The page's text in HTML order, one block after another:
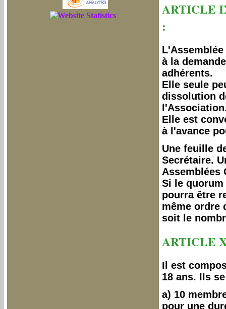
ARTICLE
:
à la
adhérents.
Elle seule
dissolution
Elle est
à l'avance
Une feuille
Secrétaire.
Assemblées
Si le
pourra être
même ordre
soit le
ARTICLE
Il est
18 ans. Ils
a) 10
pour une